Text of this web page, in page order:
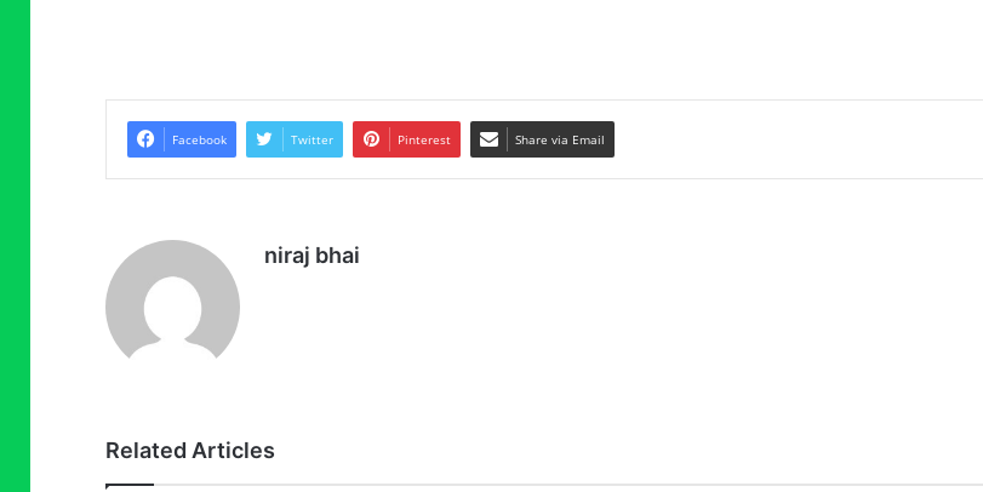
Facebook Twitter Pinterest Share via Email
niraj bhai
Related Articles